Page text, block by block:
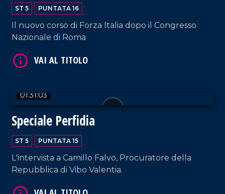
ST 5 PUNTATA 16
Il nuovo corso di Forza Italia dopo il Congresso
Nazionale di Roma
01:31:03
Speciale Perfidia
ST 5 PUNTATA 15
L'intervista a Camillo Falvo, Procuratore della
Repubblica di Vibo Valentia.
VAI AL TITOLO